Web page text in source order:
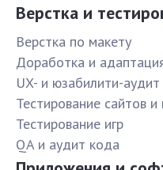
Верстка и
Верстка по макету
Доработка и
UX- и юзабилити-аудит
Тестирование сайтов
Тестирование игр
QA и аудит кода